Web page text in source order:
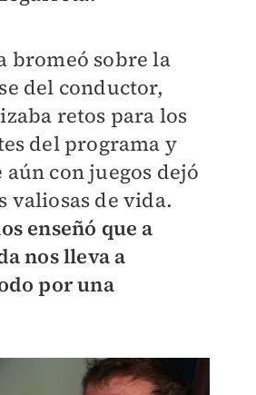
bromeó sobre la
del conductor,
retos para los
del programa y
con juegos dejó
valiosas de vida.
enseñó que a
nos lleva a
por una